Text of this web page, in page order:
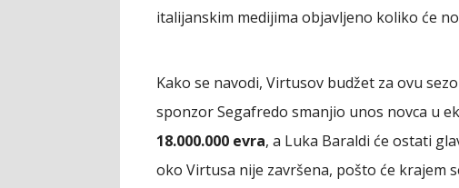
italijanskim medijima objavljeno koliko će
Kako se navodi, Virtusov budžet za ovu
sponzor Segafredo smanjio unos novca u
18.000.000 evra, a Luka Baraldi će ostati
oko Virtusa nije završena, pošto će krajem